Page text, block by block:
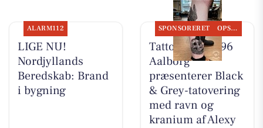
ALARM112
LIGE NU!
Nordjyllands
Beredskab: Brand
i bygning
SPONSORERET OPSLAGSTAVLEN
Tattoo Studio 96
Aalborg
præsenterer Black
& Grey-tatovering
med ravn og
kranium af Alexy